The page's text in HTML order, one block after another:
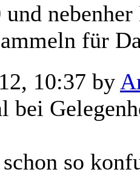
für
10:37 by
bei
so